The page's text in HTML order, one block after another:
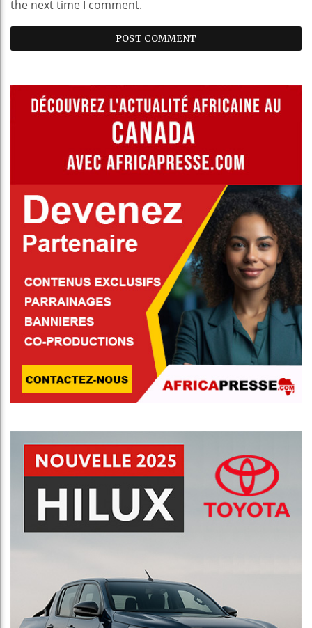
the next time I comment.